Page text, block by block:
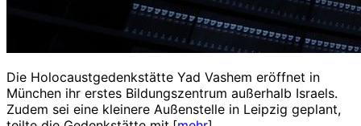
Die Holocaustgedenkstätte Yad Vashem eröffnet in
München ihr erstes Bildungszentrum außerhalb Israels.
Zudem sei eine kleinere Außenstelle in Leipzig geplant,